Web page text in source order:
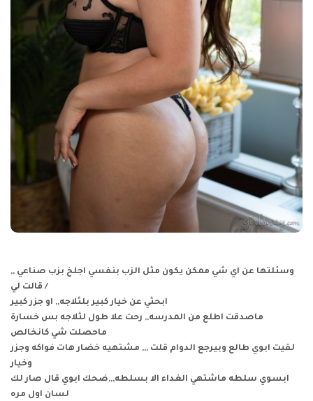
وسئلتها عن اي شي ممكن يكون مثل الزب بنفسي اجلخ بزب صناعي ,,
قالت لي /
ابحثي عن خيار كبير بلثلاجه,, او جزر كبير
ماصدقت اطلع من المدرسه,, رحت علا طول لثلاجه بس خسارة
ماحصلت شي كانخالص
لقيت ابوي طالع وبيرجع الدوام قلت ,,, مشتهيه خضار هات فواكه وجزر
وخيار
ابسوي سلطه ماشتهي الغداء الا بسلطه,,,ضحك ابوي قال صار لك
لسان اول مره